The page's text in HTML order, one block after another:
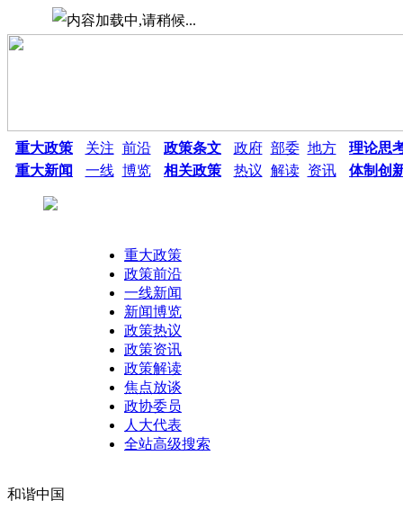
重大政策 关注 前沿 政策条文 政府 部委 地方 理论思
重大新闻
一线 博览 相关政策 热议 解读 资讯 体制创
重大政策
政策前沿
一线新闻
新闻博览
政策热议
政策资讯
政策解读
焦点放谈
政协委员
人大代表
全站高级搜索
和谐中国